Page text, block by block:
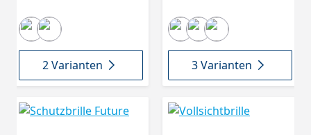
2 Varianten 3 Varianten